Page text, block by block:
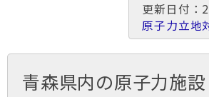
更新日付
原子力立地
青森県内の原子力施設